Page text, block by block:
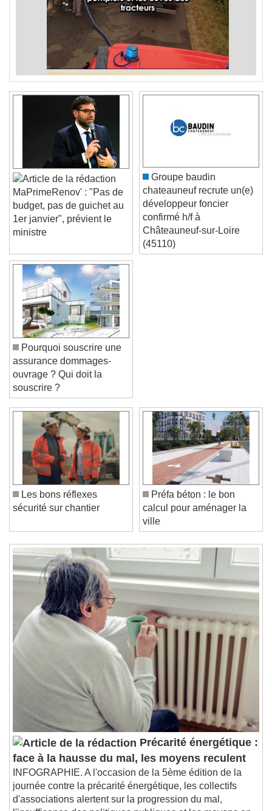
Video Player is loading.
Play Video
Play
Skip Backward
Skip Forward
Unmute
Current Time0:00
/
Duration-:-
Loaded:0%
Seek to live, currently behind liveLIVE
Remaining Time-0:00
1x
Playback Rate
Chapters
Chapters
Descriptions
descriptions off, selected
Subtitles
subtitles settings, opens subtitles
settings dialog
subtitles off
, selected
Picture-in-Picture
Fullscreen
This is a modal window.
Beginning of dialog window. Escape will cancel
and close the window.
Text
MaPrimeRenov' : "Pas de
budget, pas de guichet au
1er janvier", prévient le
Groupe baudin
chateauneuf recrute un(e)
développeur foncier
confirmé h/f à
Châteauneuf-sur-Loire
(45110)
Pourquoi souscrire une
assurance dommages-
ouvrage ? Qui doit la
souscrire ?
Les bons réflexes
Préfa béton : le bon
calcul pour aménager la
ville
Précarité énergétique :
face à la hausse du mal, les moyens reculent
INFOGRAPHIE. A l'occasion de la 5ème édition de la
journée contre la précarité énergétique, les collectifs
d'associations alertent sur la progression du mal,